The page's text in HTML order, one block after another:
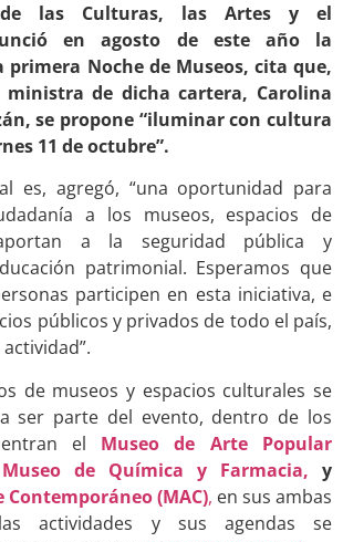
las Culturas, las Artes y el
en agosto de este año la
primera Noche de Museos, cita que,
de dicha cartera, Carolina
se propone “iluminar con cultura
11 de octubre”.
es, agregó, “una oportunidad para
a los museos, espacios de
a la seguridad pública y
patrimonial. Esperamos que
participen en esta iniciativa, e
públicos y privados de todo el país,
de museos y espacios culturales se
ser parte del evento, dentro de los
el Museo de Arte Popular
Museo de Química y Farmacia, y
Contemporáneo (MAC), en sus ambas
actividades y sus agendas se